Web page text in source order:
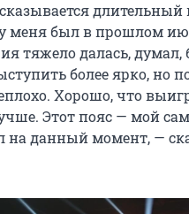
длительный
меня был в прошлом
тяжело далась, думал,
более ярко, но
Хорошо, что
Этот пояс — мой
на данный момент, —